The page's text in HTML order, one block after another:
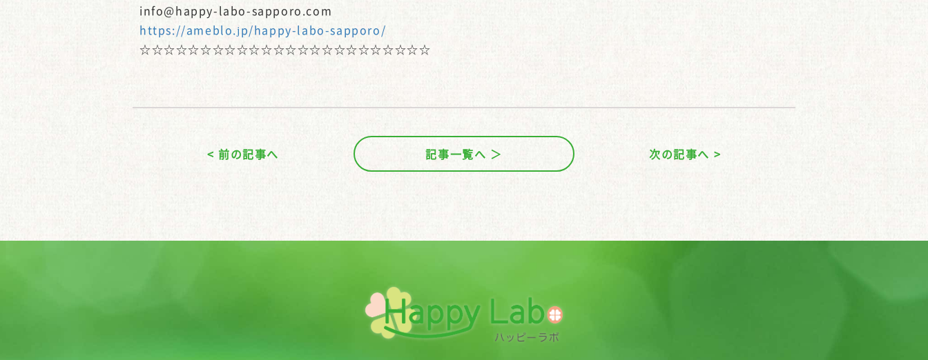
info@happy-labo-sapporo.com
https://ameblo.jp/happy-labo-sapporo/
☆☆☆☆☆☆☆☆☆☆☆☆☆☆☆☆☆☆☆☆☆☆☆☆
< 前の記事へ 記事一覧へ ＞ 次の記事へ >